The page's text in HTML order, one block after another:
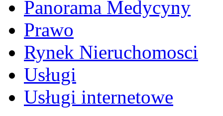
Panorama Medycyny
Prawo
Rynek Nieruchomosci
Usługi
Usługi internetowe